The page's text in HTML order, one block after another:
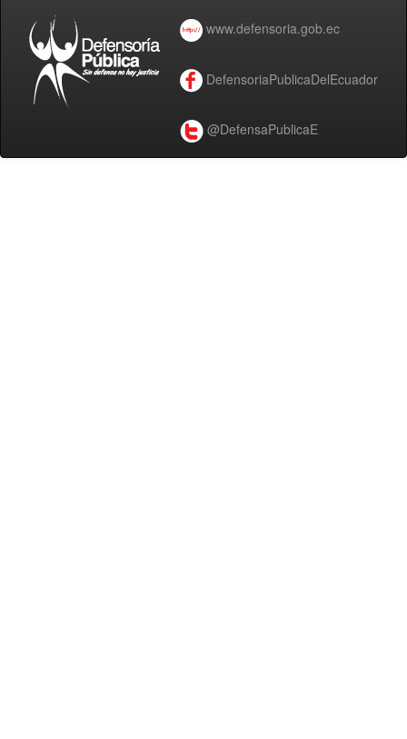
www.defensoria.gob.ec
DefensoriaPublicaDelEcuador
@DefensaPublicaE